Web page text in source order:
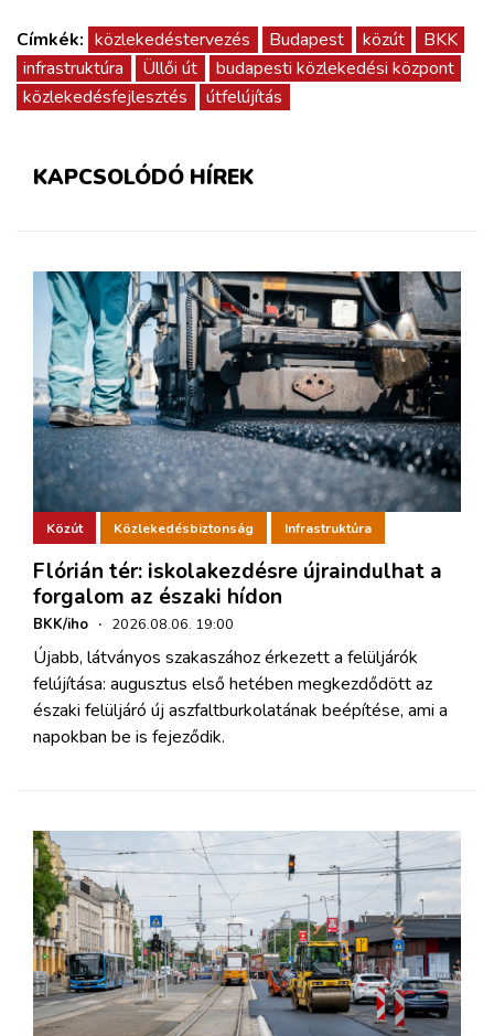
Címkék: közlekedéstervezés Budapest közút
BKK
infrastruktúra
Üllői út
budapesti közlekedési központ
közlekedésfejlesztés
útfelújítás
KAPCSOLÓDÓ HÍREK
Közút Közlekedésbiztonság Infrastruktúra
Flórián tér: iskolakezdésre újraindulhat a
forgalom az északi hídon
BKK/iho · 2026.08.06. 19:00
Újabb, látványos szakaszához érkezett a felüljárók
felújítása: augusztus első hetében megkezdődött az
északi felüljáró új aszfaltburkolatának beépítése, ami a
napokban be is fejeződik.